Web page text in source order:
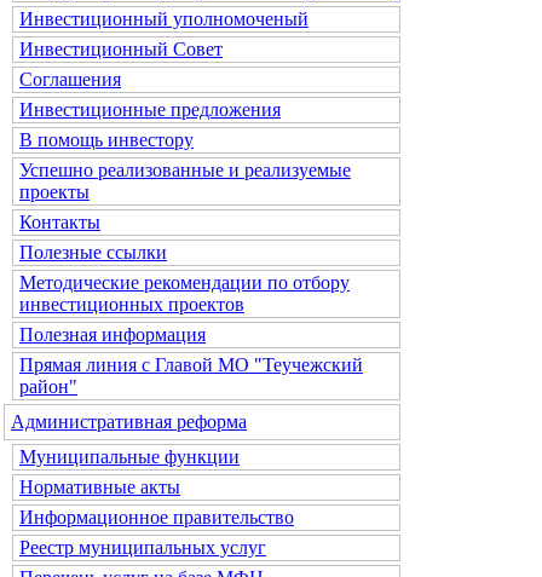
Инвестиционный уполномоченый
Инвестиционный Совет
Соглашения
Инвестиционные предложения
В помощь инвестору
Успешно реализованные и реализуемые
проекты
Контакты
Полезные ссылки
Методические рекомендации по отбору
инвестиционных проектов
Полезная информация
Прямая линия с Главой МО "Теучежский
район"
Административная реформа
Муниципальные функции
Нормативные акты
Информационное правительство
Реестр муниципальных услуг